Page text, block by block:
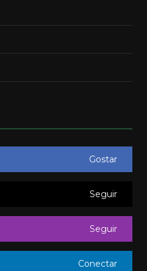
Gostar
Seguir
Seguir
Conectar